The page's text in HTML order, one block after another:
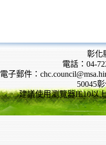
彰化
電話：04-
電子郵件：
50045
建議使用瀏覽器IE10以